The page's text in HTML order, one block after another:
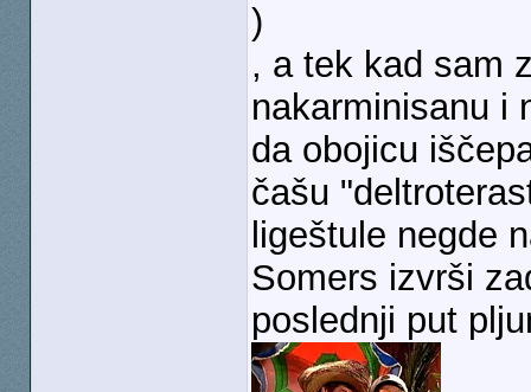
)
, a tek kad sam
nakarminisanu i
da obojicu
čašu
ligeštule negde
Somers izvrši
poslednji put